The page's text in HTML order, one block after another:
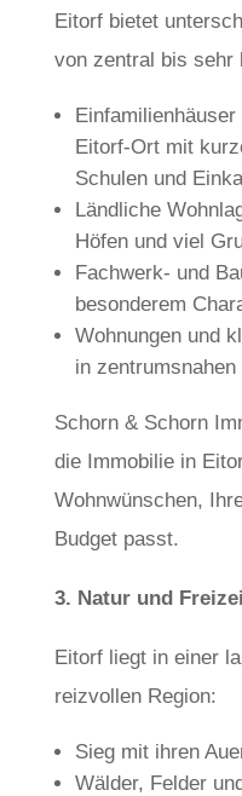
Eitorf bietet
von zentral bis sehr
Eitorf-Ort mit
Schulen und
Ländliche
Höfen und viel
Fachwerk- und
besonderem
Wohnungen und
in
Schorn & Schorn
die Immobilie in
Wohnwünschen,
Budget passt.
3. Natur und
Eitorf liegt in einer
reizvollen Region:
Sieg mit ihren
Wälder, Felder